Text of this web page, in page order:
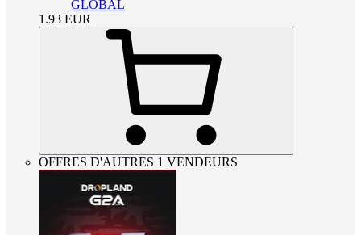
GLOBAL
1.93 EUR
OFFRES D'AUTRES 1 VENDEURS